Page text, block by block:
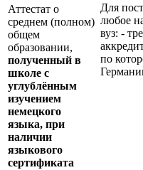
Для
любое
вуз: -
по
Аттестат о
среднем (полном)
общем
образовании,
полученный в
школе с
углублённым
изучением
немецкого
языка, при
наличии
языкового
сертификата